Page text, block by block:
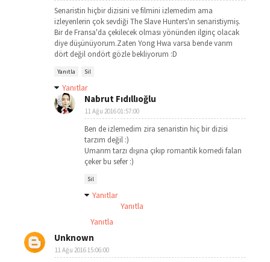
Senaristin hiçbir dizisini ve filmini izlemedim ama
izleyenlerin çok sevdiği The Slave Hunters'ın senaristiymiş.
Bir de Fransa'da çekilecek olması yönünden ilginç olacak
diye düşünüyorum.Zaten Yong Hwa varsa bende varım
dört değil ondört gözle bekliyorum :D
Yanıtla Sil
Yanıtlar
Nabrut Fıdıllıoğlu
11 Ağu 2016 01:57:00
Ben de izlemedim zira senaristin hiç bir dizisi
tarzım değil :)
Umarım tarzı dışına çıkıp romantik komedi falan
çeker bu sefer :)
Sil
Yanıtlar
Yanıtla
Yanıtla
Unknown
11 Ağu 2016 15:06:00